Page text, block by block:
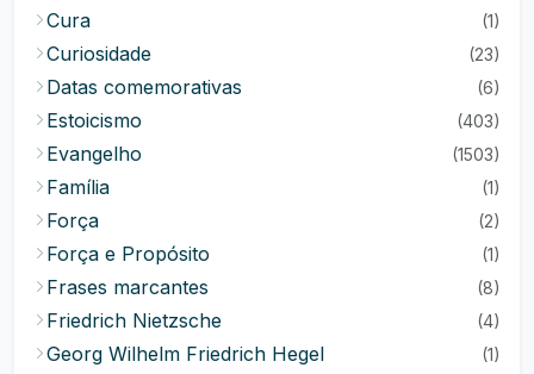
Cura (1)
Curiosidade (23)
Datas comemorativas (6)
Estoicismo (403)
Evangelho (1503)
Família (1)
Força (2)
Força e Propósito (1)
Frases marcantes (8)
Friedrich Nietzsche (4)
Georg Wilhelm Friedrich Hegel (1)